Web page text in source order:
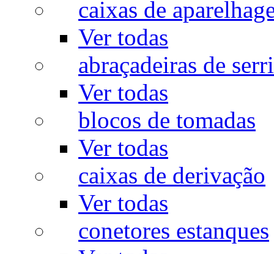
caixas de
Ver todas
abraçadeiras de
Ver todas
blocos de tomadas
Ver todas
caixas de derivação
Ver todas
conetores estanques